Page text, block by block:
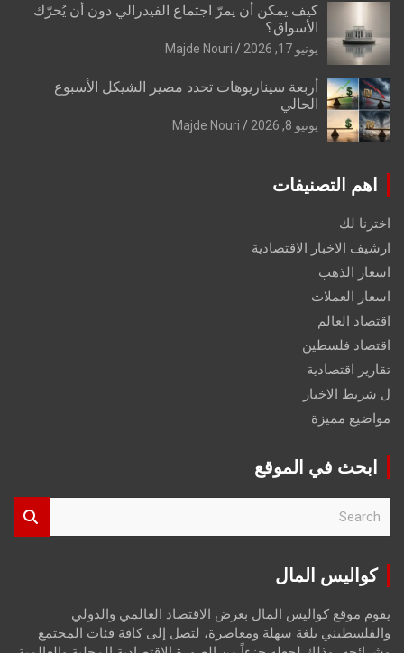
كيف يمكن أن يمرّ اجتماع الفيدرالي دون أن يُحرّك
الأسواق؟
يونيو 17, 2026 Majde Nouri
أربعة سيناريوهات تحدد مصير الشيكل الأسبوع
الحالي
يونيو 8, 2026 Majde Nouri
اهم التصنيفات
اخترنا لك
ارشيف الاخبار الاقتصادية
اسعار الذهب
اسعار العملات
اقتصاد العالم
اقتصاد فلسطين
تقارير اقتصادية
ل شريط الاخبار
مواضيع مميزة
ابحث في الموقع
r
كواليس المال
يقوم موقع كواليس المال بعرض الاقتصاد العالمي والدولي
والفلسطيني بلغة سهلة ومعاصرة، لتصل إلى كافة فئات المجتمع